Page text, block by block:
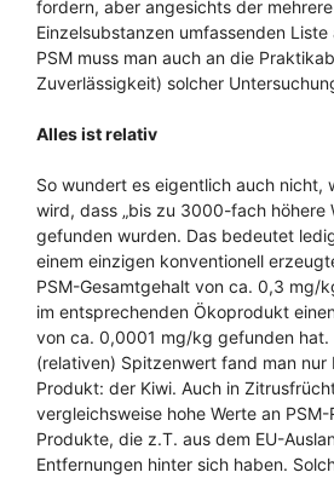
fordern, aber angesichts der
Einzelsubstanzen umfassenden
PSM muss man auch an die
Zuverlässigkeit) solcher
Alles ist relativ
So wundert es eigentlich auch nicht,
wird, dass „bis zu 3000-fach höhere
gefunden wurden. Das bedeutet
einem einzigen konventionell
PSM-Gesamtgehalt von ca. 0,3 mg/
im entsprechenden Ökoprodukt
von ca. 0,0001 mg/kg gefunden hat.
(relativen) Spitzenwert fand man nur
Produkt: der Kiwi. Auch in
vergleichsweise hohe Werte an
Produkte, die z.T. aus dem EU-
Entfernungen hinter sich haben.